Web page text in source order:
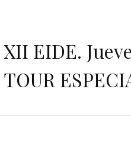
XII EIDE.
TOUR